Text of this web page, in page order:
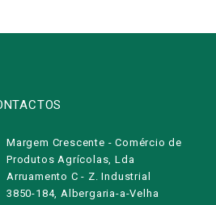
Margem Crescente - Comércio de
Produtos Agrícolas, Lda
Arruamento C - Z. Industrial
3850-184, Albergaria-a-Velha